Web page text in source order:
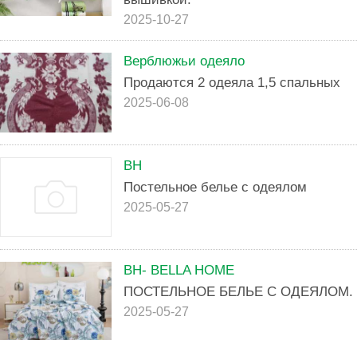
2025-10-27
Верблюжьи одеяло
Продаются 2 одеяла 1,5 спальных
2025-06-08
BH
Постельное белье с одеялом
2025-05-27
BH- BELLA HOME
ПОСТЕЛЬНОЕ БЕЛЬЕ С ОДЕЯЛОМ.
2025-05-27